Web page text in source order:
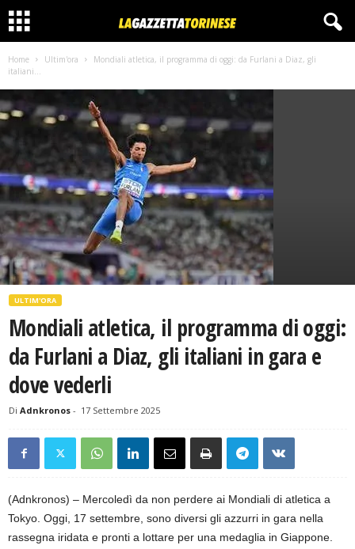
Home Ultim'ora
Mondiali atletica, il programma di oggi: da Furlani a Diaz, gli
italiani...
ULTIM'ORA
Mondiali atletica, il programma di oggi:
da Furlani a Diaz, gli italiani in gara e
dove vederli
Di Adnkronos - 17 Settembre 2025
(Adnkronos) – Mercoledì da non perdere ai Mondiali di atletica a
Tokyo. Oggi, 17 settembre, sono diversi gli azzurri in gara nella
rassegna iridata e pronti a lottare per una medaglia in Giappone.